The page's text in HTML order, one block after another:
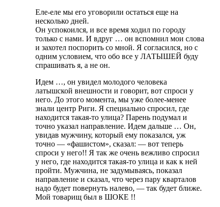
Еле-еле мы его уговорили остаться еще на
несколько дней.
Он успокоился, и все время ходил по городу
только с нами. И вдруг … он вспомнил мои слова
и захотел поспорить со мной. Я согласился, но с
одним условием, что обо все у ЛАТЫШЕЙ буду
спрашивать я, а не он.
Идем …, он увидел молодого человека
латышской внешности и говорит, вот спроси у
него. До этого момента, мы уже более-менее
знали центр Риги. Я специально спросил, где
находится такая-то улица? Парень подумал и
точно указал направление. Идем дальше … Он,
увидав мужчину, который ему показался, уж
точно — «фашистом», сказал: — вот теперь
спроси у него!! Я так же очень вежливо спросил
у него, где находится такая-то улица и как к ней
пройти. Мужчина, не задумываясь, показал
направление и сказал, что через пару кварталов
надо будет повернуть налево, — так будет ближе.
Мой товарищ был в ШОКЕ !!